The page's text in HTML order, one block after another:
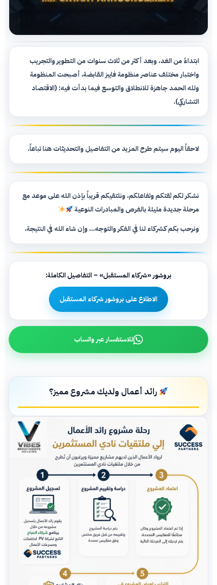
ابتداءً من الغد، وبعد أكثر من ثلاث سنوات من التطوير والتجريب
واختبار مختلف عناصر منظومة فايبز القابضة، أصبحت المنظومة
ولله الحمد جاهزة للانطلاق والتوسع فيما بدأت فيه: (الاقتصاد
التشاركي).
لاحقاً اليوم سيتم طرح المزيد من التفاصيل والتحديثات هنا تباعاً.
نشكر لكم ثقتكم وتفاعلكم، ونلتقيكم قريباً بإذن الله على موعد مع
مرحلة جديدة مليئة بالفرص والمبادرات النوعية
ونرحب بكم كشركاء لنا في الفكر والتوجه... وإن شاء الله في النتيجة.
بروشور «شركاء المستقبل» – التفاصيل الكاملة:
الاطلاع على بروشور شركاء المستقبل
للاستفسار عبر واتساب
رائد أعمال ولديك مشروع مميز؟